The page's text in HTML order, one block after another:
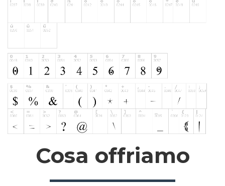
Cosa offriamo